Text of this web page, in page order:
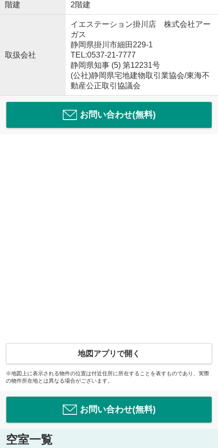
階建 2階建
取扱会社
イエステーション掛川店 株式会社アー
ガス
静岡県掛川市細田229-1
TEL:0537-21-7777
静岡県知事 (5) 第12231号
(公社)静岡県宅地建物取引業協会/東海不
動産公正取引協議会
お問い合わせ(無料)
地図アプリで開く
※地図上に表示される物件の位置は付近住所に所在することを表すものであり、実際
の物件所在地とは異なる場合がございます。
お問い合わせ(無料)
空室一覧